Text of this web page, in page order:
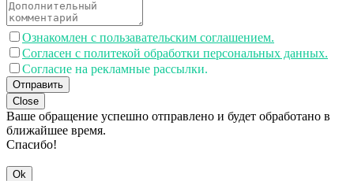
Ознакомлен с пользавательским соглашением.
Согласен с политекой обработки персональных данных.
Согласие на рекламные рассылки.
Отправить
Close
Ваше обращение успешно отправлено и будет обработано в
ближайшее время.
Спасибо!
Ok